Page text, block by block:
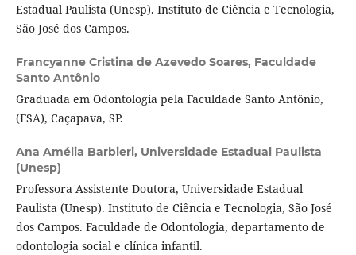
Estadual Paulista (Unesp). Instituto de Ciência e Tecnologia,
São José dos Campos.
Francyanne Cristina de Azevedo Soares, Faculdade
Santo Antônio
Graduada em Odontologia pela Faculdade Santo Antônio,
(FSA), Caçapava, SP.
Ana Amélia Barbieri, Universidade Estadual Paulista
(Unesp)
Professora Assistente Doutora, Universidade Estadual
Paulista (Unesp). Instituto de Ciência e Tecnologia, São José
dos Campos. Faculdade de Odontologia, departamento de
odontologia social e clínica infantil.